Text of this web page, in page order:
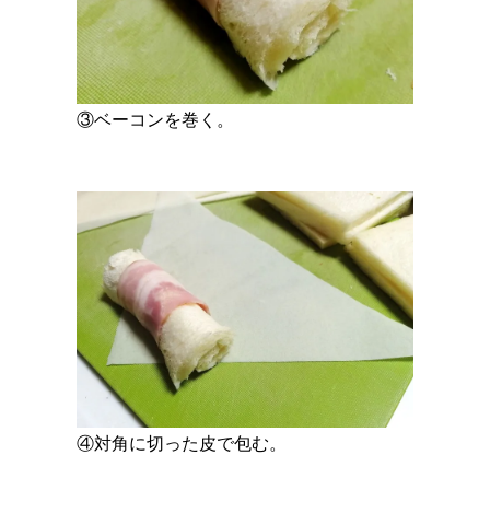
③ベーコンを巻く。
④対角に切った皮で包む。